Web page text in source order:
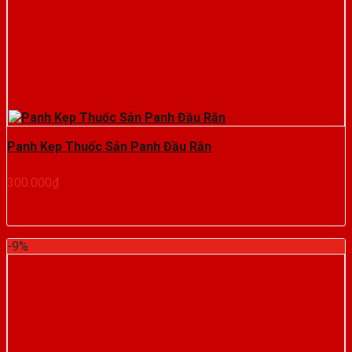
Panh Kẹp Thuốc Sản Panh Đầu Rắn
300.000₫
-9%